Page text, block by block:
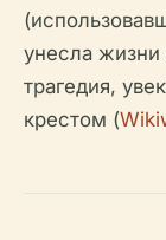
унесла
трагедия,
крестом (